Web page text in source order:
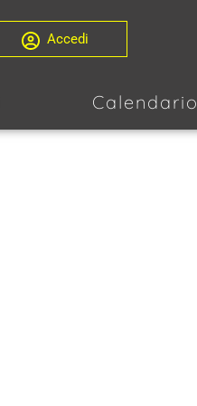
Accedi
Calendario